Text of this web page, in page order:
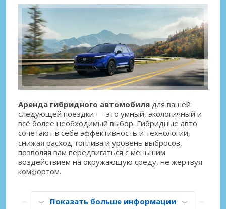
Аренда гибридного автомобиля для вашей
следующей поездки — это умный, экологичный и
всё более необходимый выбор. Гибридные авто
сочетают в себе эффективность и технологии,
снижая расход топлива и уровень выбросов,
позволяя вам передвигаться с меньшим
воздействием на окружающую среду, не жертвуя
комфортом.
Показать больше информации